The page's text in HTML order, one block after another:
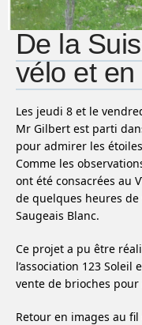
De la
vélo et
Les jeudi 8 et le
Mr Gilbert est parti
pour admirer les
Comme les
ont été consacrées au
de quelques heures
Saugeais Blanc.
Ce projet a pu être
l’association 123
vente de brioches
Retour en images au